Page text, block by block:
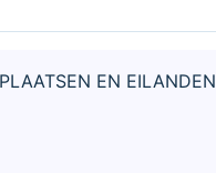
EN EILANDEN